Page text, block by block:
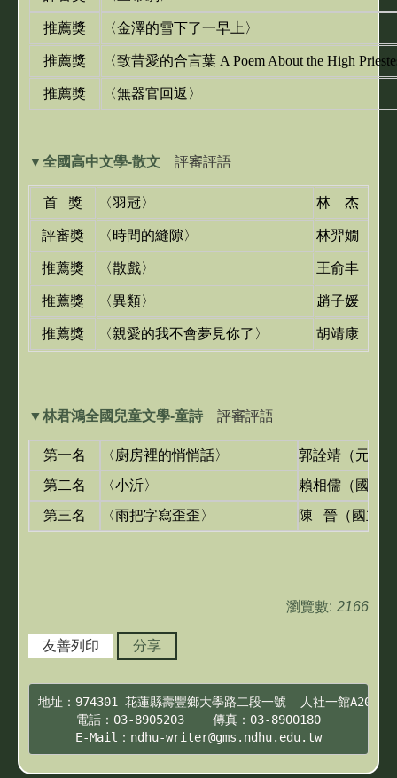
推薦獎 〈金澤的雪下了一早上 〉
推薦獎 〈致昔愛的合言葉 A Poem About the High
推薦獎 〈無器官回返 〉
▼全國高中文學-散文 評審評語
首 獎 〈羽冠〉 林 杰（國
評審獎 〈時間的縫隙〉 林羿嫺（國
推薦獎 〈散戲〉 王俞丰（國
推薦獎 〈異類〉 趙子媛（新
推薦獎 〈親愛的我不會夢見你了〉 胡靖康（國
▼林君鴻全國兒童文學-童詩 評審評語
第一名 〈廚房裡的悄悄話〉
郭詮靖（元智
第二名
〈小沂〉
賴相儒（國立
第三名
〈雨把字寫歪歪〉 陳 晉（國立臺
瀏覽數: 2166
友善列印 分享
地址：974301 花蓮縣壽豐鄉大學路二段一號  人社一館A201
電話：03-8905203    傳真：03-8900180